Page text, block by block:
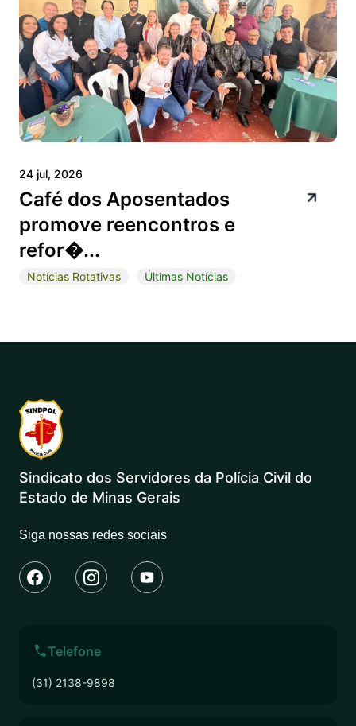
24 jul, 2026
Café dos Aposentados
promove reencontros e
refor�...
Notícias Rotativas Últimas Notícias
Sindicato dos Servidores da Polícia Civil do
Estado de Minas Gerais
Siga nossas redes sociais
Telefone
(31) 2138-9898